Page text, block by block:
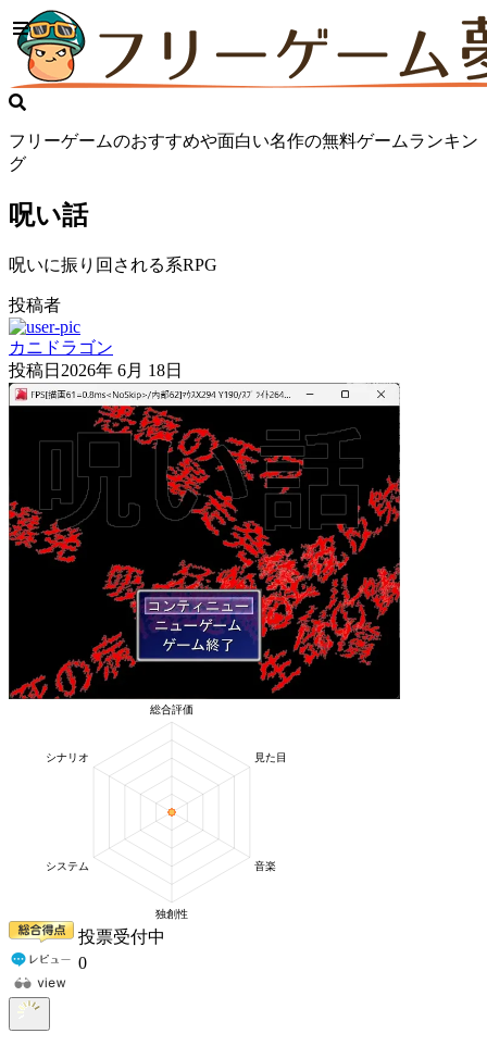
フリーゲームのおすすめや面白い名作の無料ゲームランキン
グ
呪い話
呪いに振り回される系RPG
投稿者
カニドラゴン
投稿日 2026年 6月 18日
投票受付中
0